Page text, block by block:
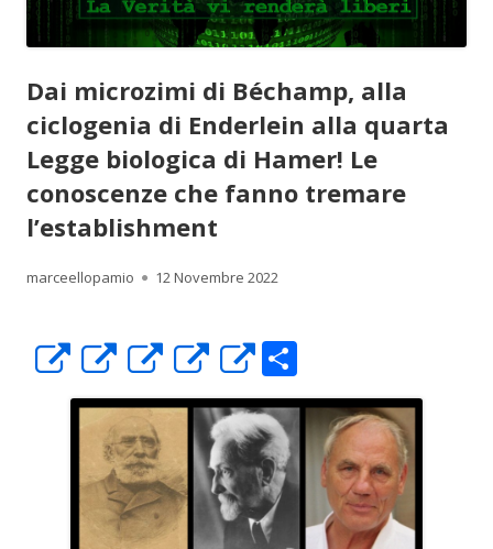
Dai microzimi di Béchamp, alla
ciclogenia di Enderlein alla quarta
Legge biologica di Hamer! Le
conoscenze che fanno tremare
l’establishment
Autore
marceellopamio Pubblicato
12 Novembre 2022
Apre
in
una
nuova
finestra
Apre
in
una
nuova
finestra
Apre
in
una
nuova
finestra
Apre
in
una
nuova
finestra
Apre
in
una
nuova
finestra
o
n
di
vi
di